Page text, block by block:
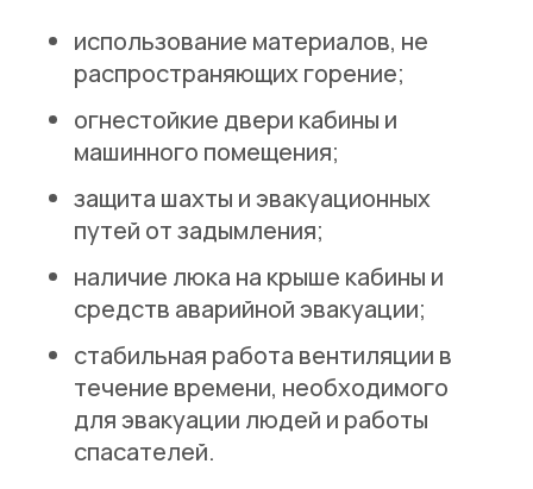
использование материалов, не
распространяющих горение;
огнестойкие двери кабины и
машинного помещения;
защита шахты и эвакуационных
путей от задымления;
наличие люка на крыше кабины и
средств аварийной эвакуации;
стабильная работа вентиляции в
течение времени, необходимого
для эвакуации людей и работы
спасателей.